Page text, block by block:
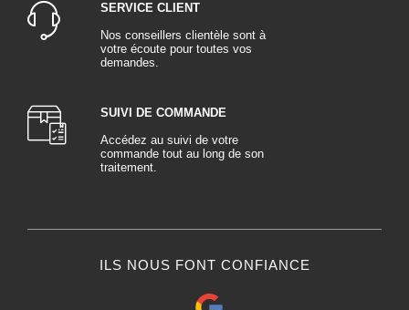
SERVICE CLIENT
Nos conseillers clientèle sont à
votre écoute pour toutes vos
demandes.
SUIVI DE COMMANDE
Accédez au suivi de votre
commande tout au long de son
traitement.
ILS NOUS FONT CONFIANCE